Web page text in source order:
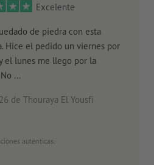
Excelente
de piedra con esta
Hice el pedido un viernes por
el lunes me llego por la
...
de Thouraya El Yousfi
auténticas.